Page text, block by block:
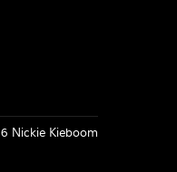
Nickie Kieboom